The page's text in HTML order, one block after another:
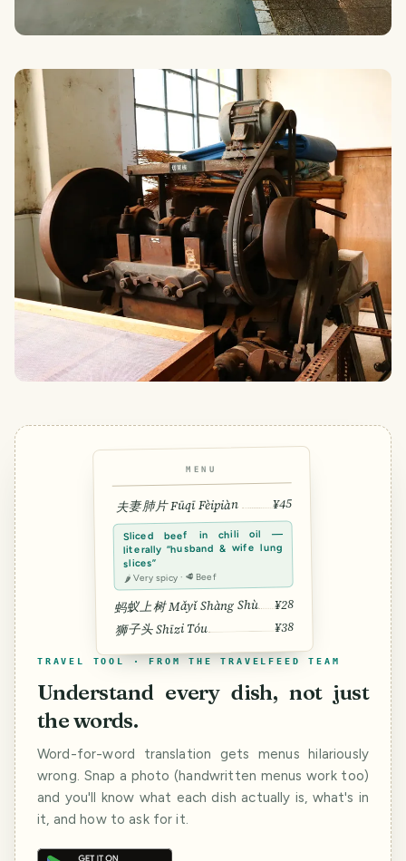
MENU
夫妻肺片 Fūqī Fèipiàn ¥45
Sliced beef in chili oil —
literally “husband & wife lung
slices”
🌶 Very spicy · 🥩 Beef
蚂蚁上树 Mǎyǐ Shàng Shù ¥28
狮子头 Shīzi Tóu ¥38
TRAVEL TOOL · FROM THE TRAVELFEED TEAM
Understand every dish, not just
the words.
Word-for-word translation gets menus hilariously
wrong. Snap a photo (handwritten menus work too)
and you'll know what each dish actually is, what's in
it, and how to ask for it.